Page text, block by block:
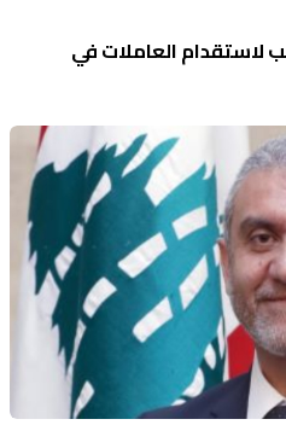
لاستقدام العاملات في